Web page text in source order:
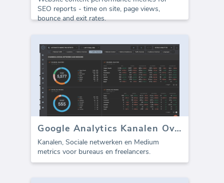
SEO reports - time on site, page views,
bounce and exit rates.
Google Analytics Kanalen Overzicht
Kanalen, Sociale netwerken en Medium
metrics voor bureaus en freelancers.